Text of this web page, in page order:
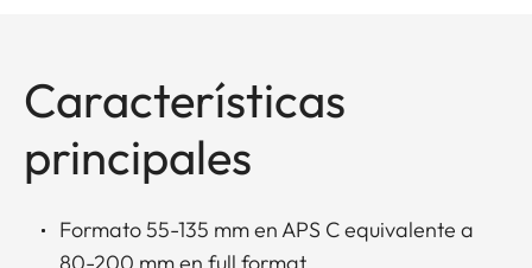
Características
principales
Formato 55-135 mm en APS C equivalente a
80-200 mm en full format